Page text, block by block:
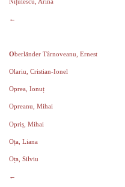
←
Oberländer Târnoveanu, Ernest
Olariu, Cristian-Ionel
Oprea, Ionuț
Opreanu, Mihai
Opriș, Mihai
Oța, Liana
Oța, Silviu
←